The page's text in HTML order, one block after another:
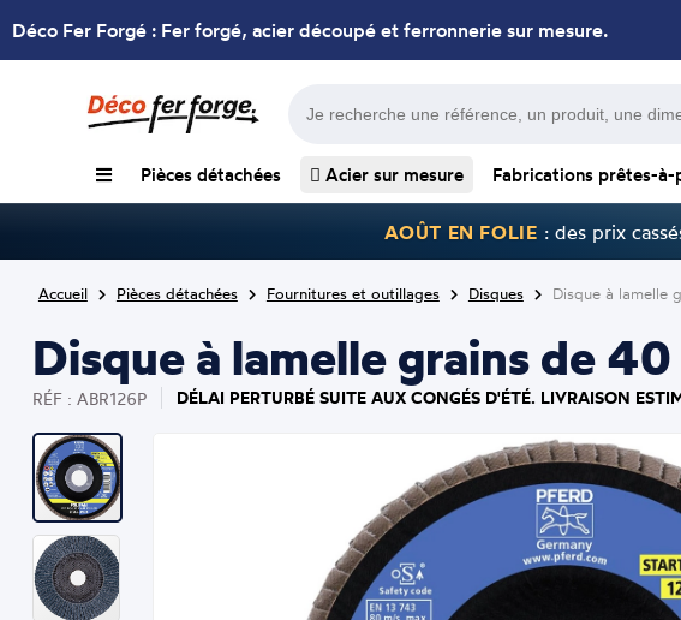
Déco Fer Forgé : Fer forgé, acier découpé et ferronnerie sur mesure.
Pièces détachées Acier sur mesure Fabrications prêtes-à-
AOÛT EN FOLIE : des prix
Accueil Pièces détachées Fournitures et outillages Disques Disque à lamelle
Disque à lamelle grains de
RÉF : ABR126P DÉLAI PERTURBÉ SUITE AUX CONGÉS D'ÉTÉ. LIVRAISON